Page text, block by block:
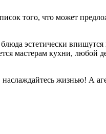
того, что может
эстетически
мастерам кухни, любой
наслаждайтесь жизнью! А